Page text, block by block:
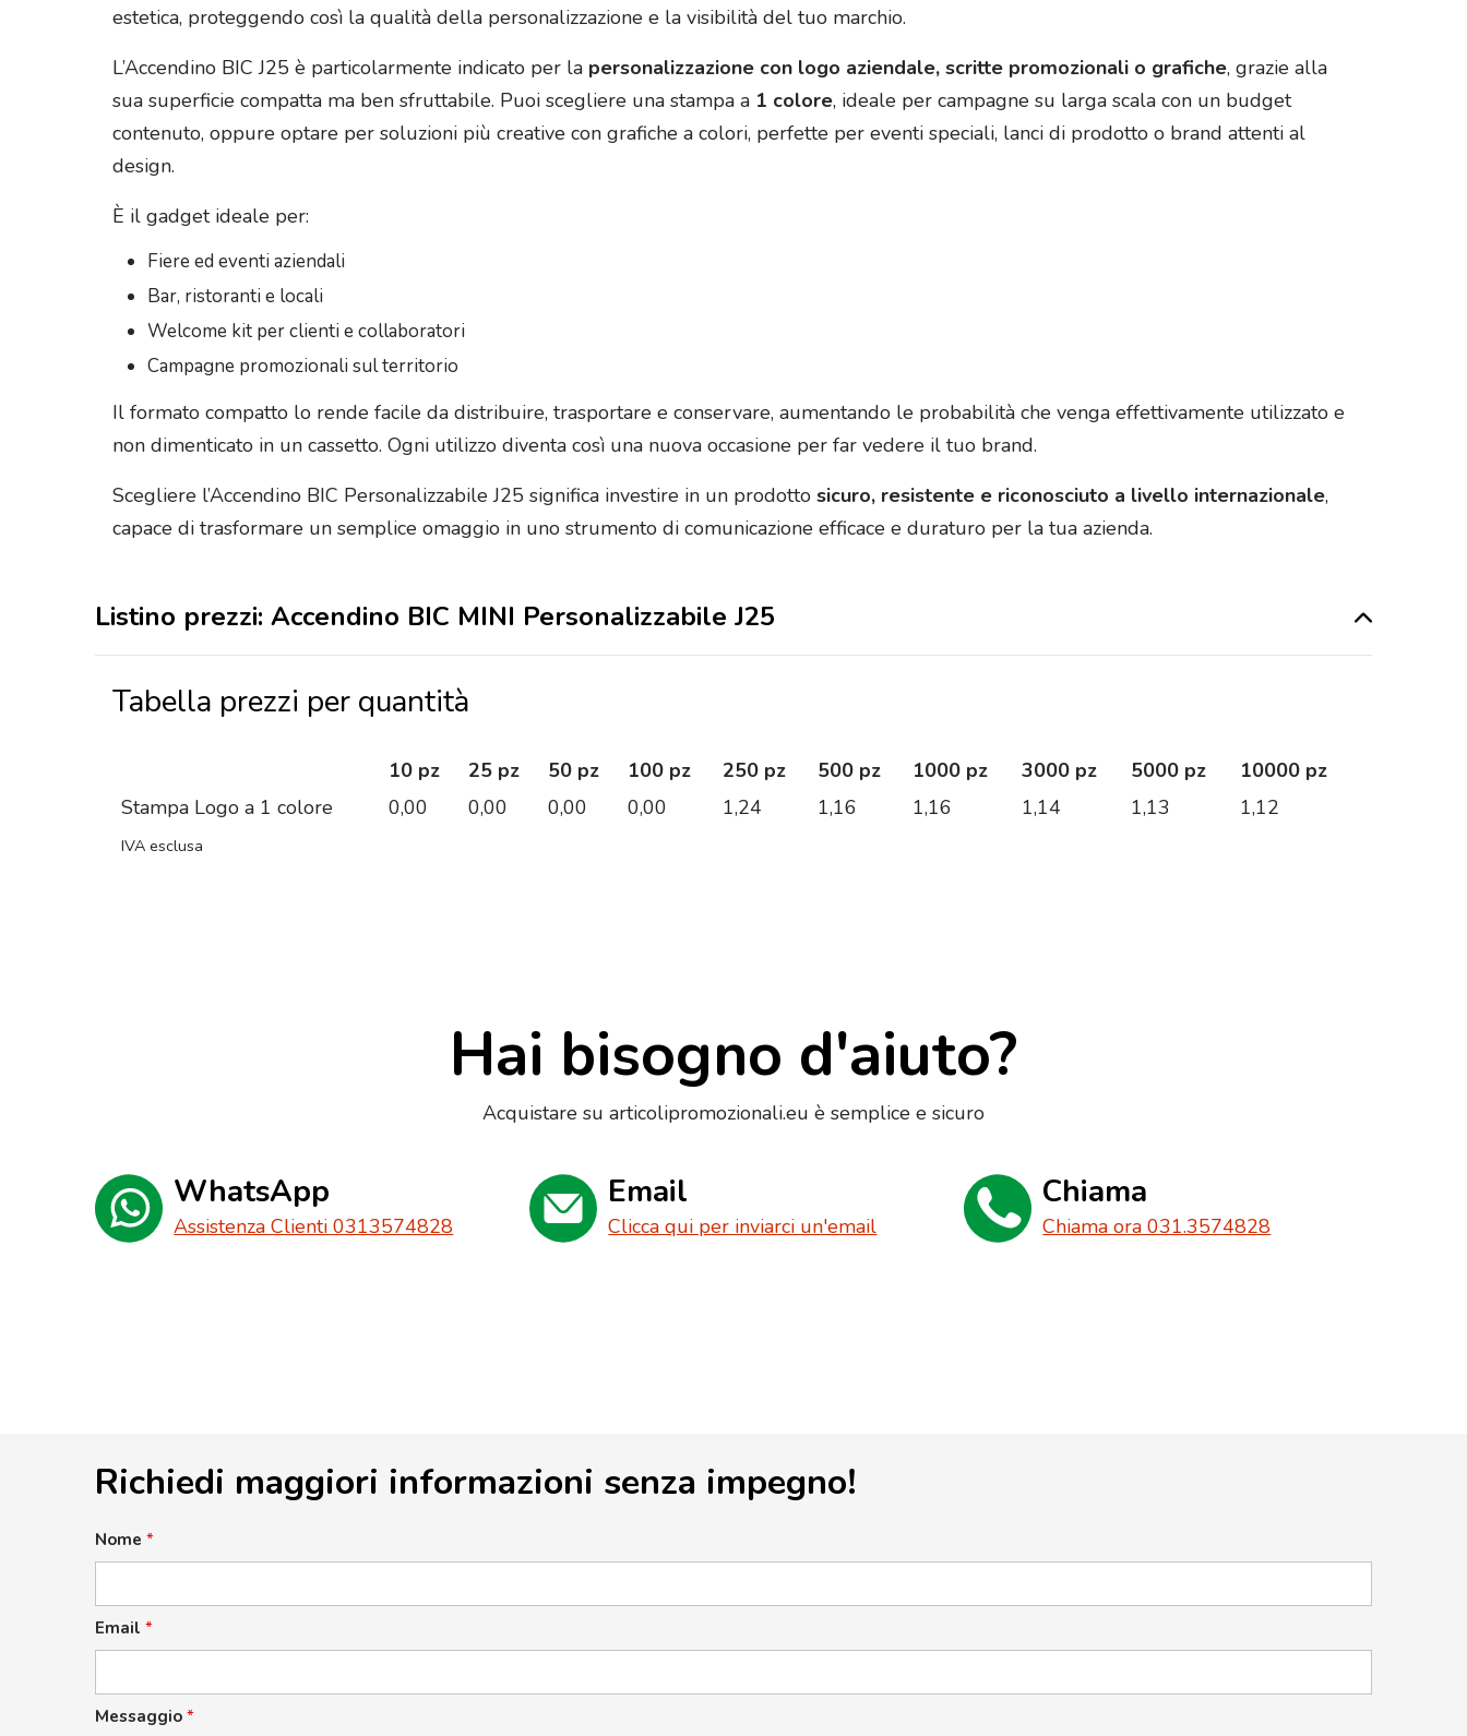
estetica, proteggendo così la qualità della personalizzazione e la visibilità del tuo marchio.
L’Accendino BIC J25 è particolarmente indicato per la personalizzazione con logo aziendale, scritte promozionali o grafiche, grazie alla
sua superficie compatta ma ben sfruttabile. Puoi scegliere una stampa a 1 colore, ideale per campagne su larga scala con un budget
contenuto, oppure optare per soluzioni più creative con grafiche a colori, perfette per eventi speciali, lanci di prodotto o brand attenti al
design.
È il gadget ideale per:
Fiere ed eventi aziendali
Bar, ristoranti e locali
Welcome kit per clienti e collaboratori
Campagne promozionali sul territorio
Il formato compatto lo rende facile da distribuire, trasportare e conservare, aumentando le probabilità che venga effettivamente utilizzato e
non dimenticato in un cassetto. Ogni utilizzo diventa così una nuova occasione per far vedere il tuo brand.
Scegliere l’Accendino BIC Personalizzabile J25 significa investire in un prodotto sicuro, resistente e riconosciuto a livello internazionale,
capace di trasformare un semplice omaggio in uno strumento di comunicazione efficace e duraturo per la tua azienda.
Listino prezzi: Accendino BIC MINI Personalizzabile J25
Tabella prezzi per quantità
10 pz 25 pz 50 pz 100 pz 250 pz 500 pz 1000 pz 3000 pz 5000 pz
10000 pz
Stampa Logo a 1 colore
0,00 0,00 0,00 0,00 1,24 1,16 1,16 1,14 1,13 1,12
IVA esclusa
Hai bisogno d'aiuto?
Acquistare su articolipromozionali.eu è semplice e sicuro
WhatsApp
Assistenza Clienti 0313574828
Email
Clicca qui per inviarci un'email
Chiama
Chiama ora 031.3574828
Richiedi maggiori informazioni senza impegno!
Nome *
Email *
Messaggio *